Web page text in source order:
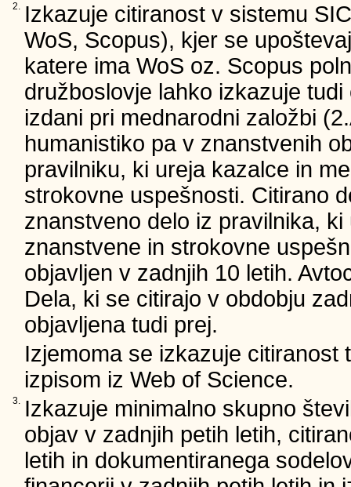
2. Izkazuje citiranost v sistemu
WoS, Scopus), kjer se
katere ima WoS oz. Scopus
družboslovje lahko izkazuje
izdani pri mednarodni založbi
humanistiko pa v znanstvenih
pravilniku, ki ureja kazalce in
strokovne uspešnosti. Citirano
znanstveno delo iz pravilnika,
znanstvene in strokovne
objavljen v zadnjih 10 letih.
Dela, ki se citirajo v obdobju
objavljena tudi prej.
Izjemoma se izkazuje citiranost
izpisom iz Web of Science.
3. Izkazuje minimalno skupno
objav v zadnjih petih letih,
letih in dokumentiranega